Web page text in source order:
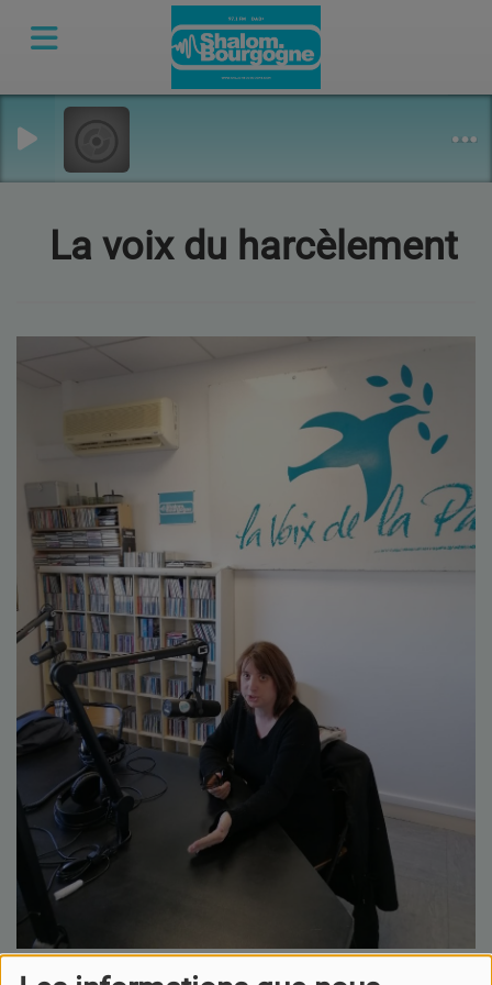
La voix du harcèlement
26 MAI 2025